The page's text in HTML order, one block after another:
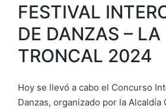
FESTIVAL
DE DANZAS – LA
TRONCAL 2024
Hoy se llevó a cabo el Concurso
Danzas, organizado por la Alcaldía